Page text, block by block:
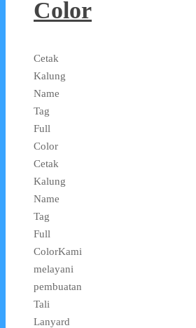
Color
Cetak
Kalung
Name
Tag
Full
Color
Cetak
Kalung
Name
Tag
Full
ColorKami
melayani
pembuatan
Tali
Lanyard